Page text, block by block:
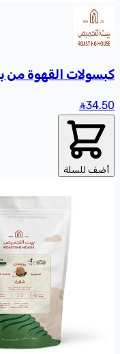
كبسولات القهوة من
34.50
أضف للسلة